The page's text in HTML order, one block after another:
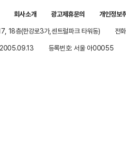
회사소개 광고제휴문의
개인정보
18층(한강로3가,센트럴파크 타워동)
전
2005.09.13 등록번호: 서울 아00055